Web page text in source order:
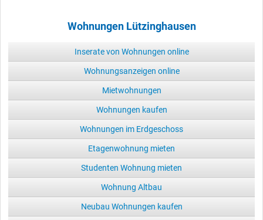
Wohnungen Lützinghausen
Inserate von Wohnungen online
Wohnungsanzeigen online
Mietwohnungen
Wohnungen kaufen
Wohnungen im Erdgeschoss
Etagenwohnung mieten
Studenten Wohnung mieten
Wohnung Altbau
Neubau Wohnungen kaufen